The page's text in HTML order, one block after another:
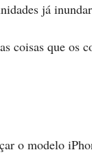
já
coisas que os
o modelo